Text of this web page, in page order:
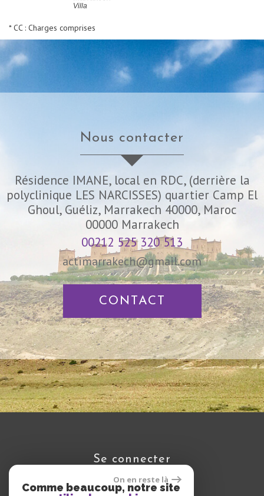
On en reste là
Comme beaucoup, notre site
Villa
* CC : Charges comprises
nous contacter
Résidence IMANE, local en RDC, (derrière la
polyclinique LES NARCISSES) quartier Camp El
Ghoul, Guéliz, Marrakech 40000, Maroc
00000 Marrakech
00212 525 320 513
actimarrakech@gmail.com
CONTACT
se connecter